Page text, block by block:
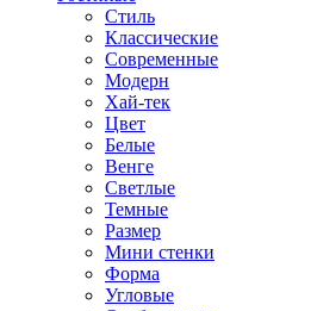
Стиль
Классические
Современные
Модерн
Хай-тек
Цвет
Белые
Венге
Светлые
Темные
Размер
Мини стенки
Форма
Угловые